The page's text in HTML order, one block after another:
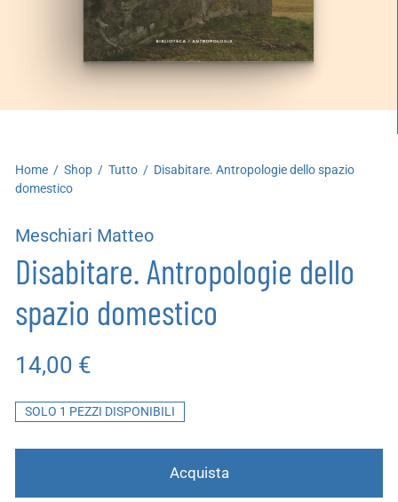
Home / Shop / Tutto / Disabitare. Antropologie dello spazio
domestico
Meschiari Matteo
Disabitare. Antropologie dello
spazio domestico
14,00 €
SOLO 1 PEZZI DISPONIBILI
Acquista